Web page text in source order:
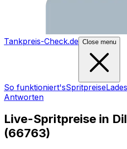
Tankpreis-Check.de Close menu
So funktioniert'sSpritpreise
Antworten
Live-Spritpreise in
(66763)